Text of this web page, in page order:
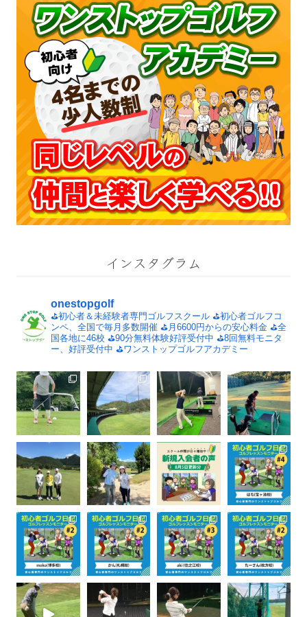
インスタグラム
onestopgolf
⛳️初心者＆未経験者専門ゴルフスクール ⛳️初心者ゴルフコ
ンペ、全国で毎月多数開催 ⛳️月6600円からの安心料金 ⛳️全
国各地に46校 ⛳️90分無料体験好評受付中 ⛳️8回無料モニタ
ー、好評受付中 ⛳️ワンストップゴルフアカデミー